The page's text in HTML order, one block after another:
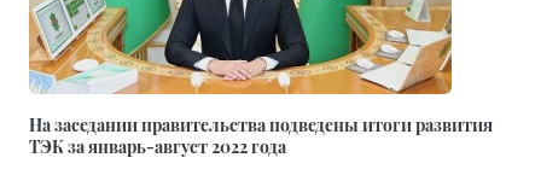
На заседании правительства подведены итоги развития
ТЭК за январь-август 2022 года